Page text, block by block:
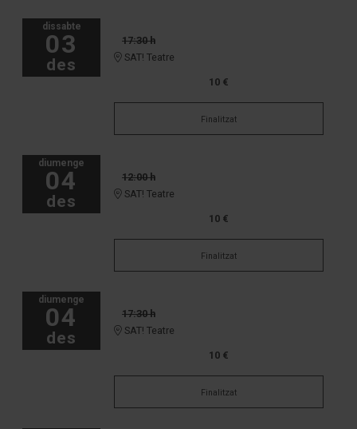
dissabte
03
des
17:30 h
SAT! Teatre
10 €
Finalitzat
diumenge
04
des
12:00 h
SAT! Teatre
10 €
Finalitzat
diumenge
04
des
17:30 h
SAT! Teatre
10 €
Finalitzat